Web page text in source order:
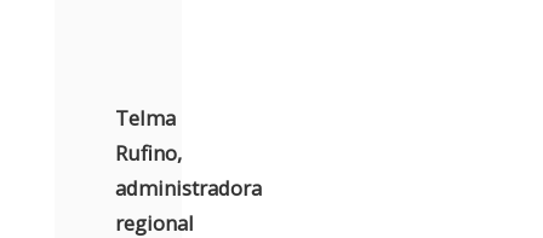
Telma
Rufino,
administradora
regional